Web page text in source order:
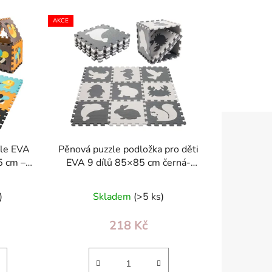
n
í
o
d
u
k
t
EVA
cm –
AKCE
Pěnová puzzle podložka pro děti
EVA 9 dílů 85×85 cm černá-
Skladem (>5 ks)
218 Kč